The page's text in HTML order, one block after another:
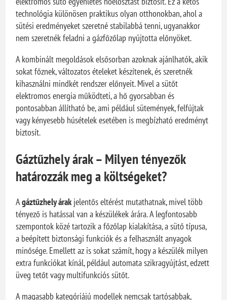
technológia különösen praktikus olyan otthonokban, ahol a
sütési eredményeket szeretné stabilabbá tenni, ugyanakkor
nem szeretnék feladni a gázfőzőlap nyújtotta előnyöket.
A kombinált megoldások elsősorban azoknak ajánlhatók, akik
sokat főznek, változatos ételeket készítenek, és szeretnék
kihasználni mindkét rendszer előnyeit. Mivel a sütőt
elektromos energia működteti, a hő gyorsabban és
pontosabban állítható be, ami például sütemények, felfújtak
vagy kényesebb húsételek esetében is megbízható eredményt
biztosít.
Gáztűzhely árak – Milyen tényezők
határozzák meg a költségeket?
Agáztűzhely árakjelentős eltérést mutathatnak, mivel több
tényező is hatással van a készülékek árára. A legfontosabb
szempontok közé tartozik a főzőlap kialakítása, a sütő típusa,
a beépített biztonsági funkciók és a felhasznált anyagok
minősége. Emellett az is sokat számít, hogy a készülék milyen
extra funkciókat kínál, például automata szikragyújtást, edzett
üveg tetőt vagy multifunkciós sütőt.
A magasabb kategóriájú modellek nemcsak tartósabbak,